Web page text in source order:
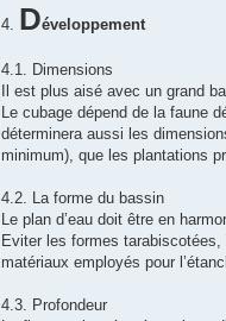
s
e
4. Développement
4.1. Dimensions
Il est plus aisé avec un grand
Le cubage dépend de la faune
déterminera aussi les
minimum), que les plantations
4.2. La forme du bassin
Le plan d’eau doit être en
Eviter les formes
matériaux employés pour
4.3. Profondeur